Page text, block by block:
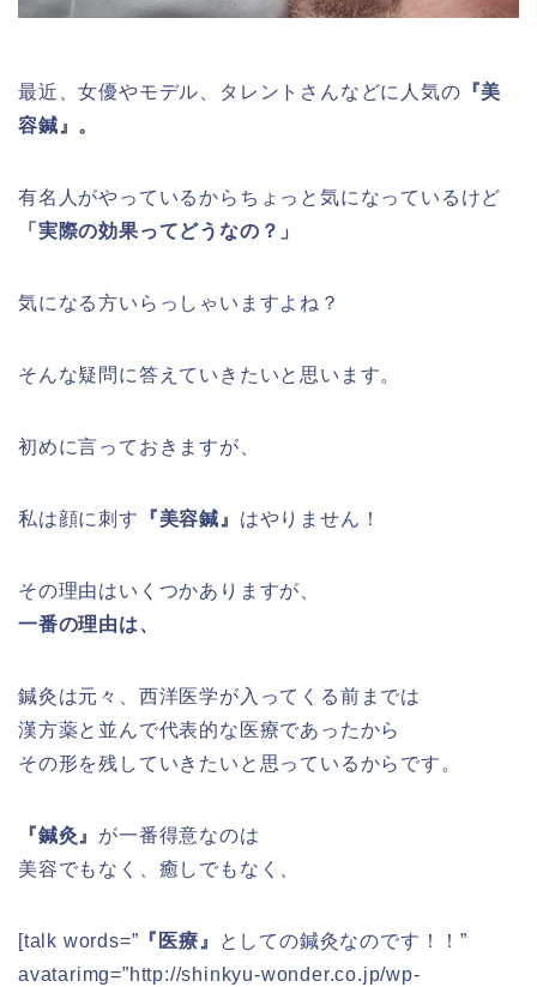
最近、女優やモデル、タレントさんなどに人気の 『美
容鍼』。
有名人がやっているからちょっと気になっているけど
「実際の効果ってどうなの？」
気になる方いらっしゃいますよね？
そんな疑問に答えていきたいと思います。
初めに言っておきますが、
私は顔に刺す 『美容鍼』 はやりません！
その理由はいくつかありますが、
一番の理由は、
鍼灸は元々、西洋医学が入ってくる前までは
漢方薬と並んで代表的な医療であったから
その形を残していきたいと思っているからです。
『鍼灸』 が一番得意なのは
美容でもなく、癒しでもなく、
[talk words=” 『医療』
としての鍼灸なのです！！”
avatarimg=”http://shinkyu-wonder.co.jp/wp-